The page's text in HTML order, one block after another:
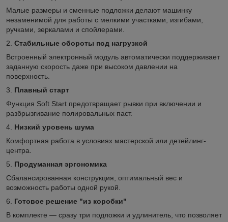
Малые размеры и сменные подложки делают машинку
незаменимой для работы с мелкими участками, изгибами,
ручками, зеркалами и спойлерами.
2. Стабильные обороты под нагрузкой
Встроенный электронный модуль автоматически поддерживает
заданную скорость даже при высоком давлении на
поверхность.
3. Плавный старт
Функция Soft Start предотвращает рывки при включении и
разбрызгивание полировальных паст.
4. Низкий уровень шума
Комфортная работа в условиях мастерской или детейлинг-
центра.
5. Продуманная эргономика
Сбалансированная конструкция, оптимальный вес и
возможность работы одной рукой.
6. Готовое решение "из коробки"
В комплекте — сразу три подложки и удлинитель, что позволяет